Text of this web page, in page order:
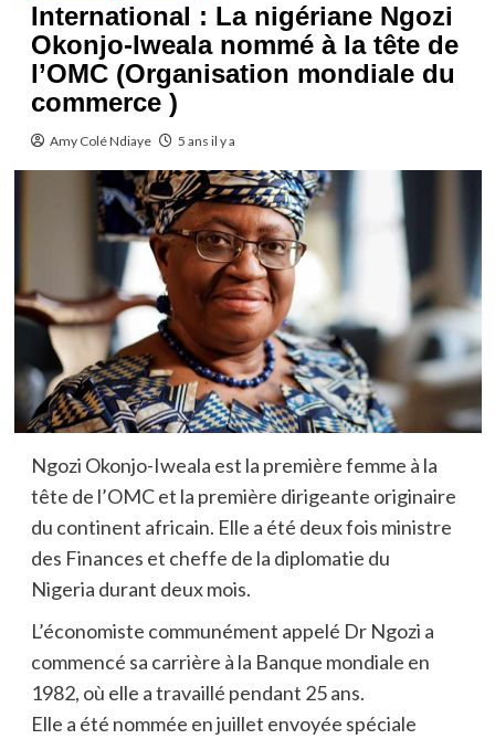
International : La nigériane Ngozi
Okonjo-Iweala nommé à la tête de
l’OMC (Organisation mondiale du
commerce )
Amy Colé Ndiaye 5 ans il y a
Ngozi Okonjo-Iweala est la première femme à la
tête de l’OMC et la première dirigeante originaire
du continent africain. Elle a été deux fois ministre
des Finances et cheffe de la diplomatie du
Nigeria durant deux mois.
L’économiste communément appelé Dr Ngozi a
commencé sa carrière à la Banque mondiale en
1982, où elle a travaillé pendant 25 ans.
Elle a été nommée en juillet envoyée spéciale